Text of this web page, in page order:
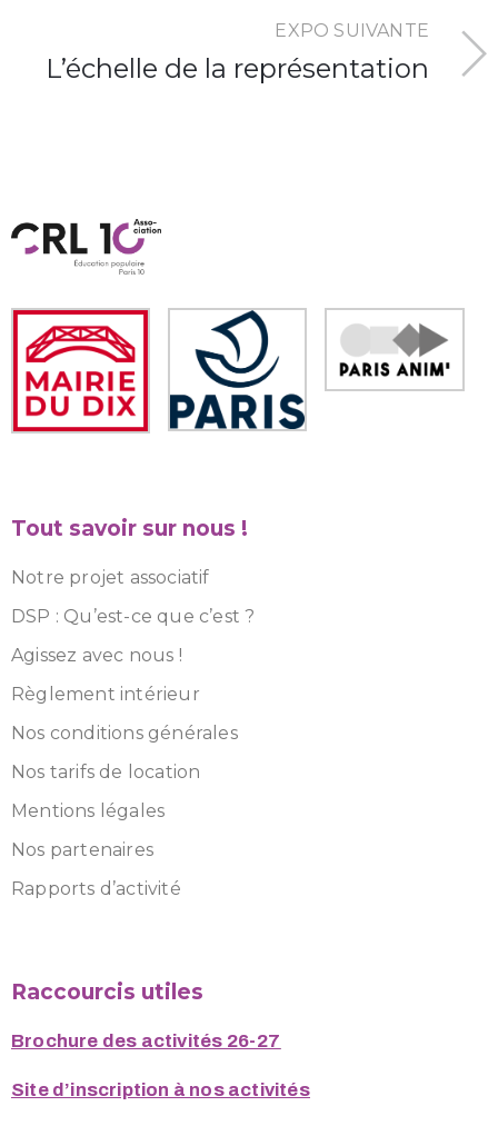
EXPO SUIVANTE
L’échelle de la représentation
Tout savoir sur nous !
Notre projet associatif
DSP : Qu’est-ce que c’est ?
Agissez avec nous !
Règlement intérieur
Nos conditions générales
Nos tarifs de location
Mentions légales
Nos partenaires
Rapports d’activité
Raccourcis utiles
Brochure des activités 26-27
Site d’inscription à nos activités